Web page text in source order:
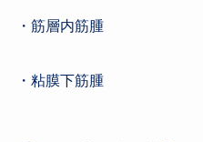
・筋層内筋腫
・粘膜下筋腫